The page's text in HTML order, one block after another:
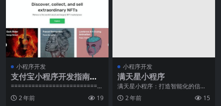
小程序开发
支付宝小程序开发指南：
快速上手教程
=========================
一、概述----支付宝小程序是
2 年前 19
小程序开发
满天星小程序
满天星小程序：打造智能化的信息
服务平台摘要：随着人们生活水平
的提高和科技的发展，
2 年前 15